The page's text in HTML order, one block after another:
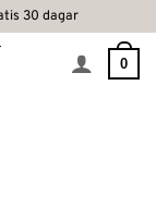
30 dagar
0